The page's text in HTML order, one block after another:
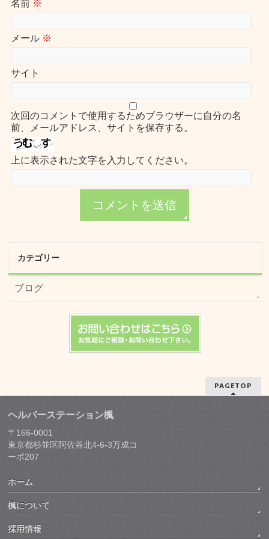
名前 ※
メール ※
サイト
次回のコメントで使用するためブラウザーに自分の名
前、メールアドレス、サイトを保存する。
上に表示された文字を入力してください。
カテゴリー
ブログ
PAGETOP
ヘルパーステーション楓
〒166-0001
東京都杉並区阿佐谷北4-6-3万成コ
ーポ207
ホーム
楓について
採用情報